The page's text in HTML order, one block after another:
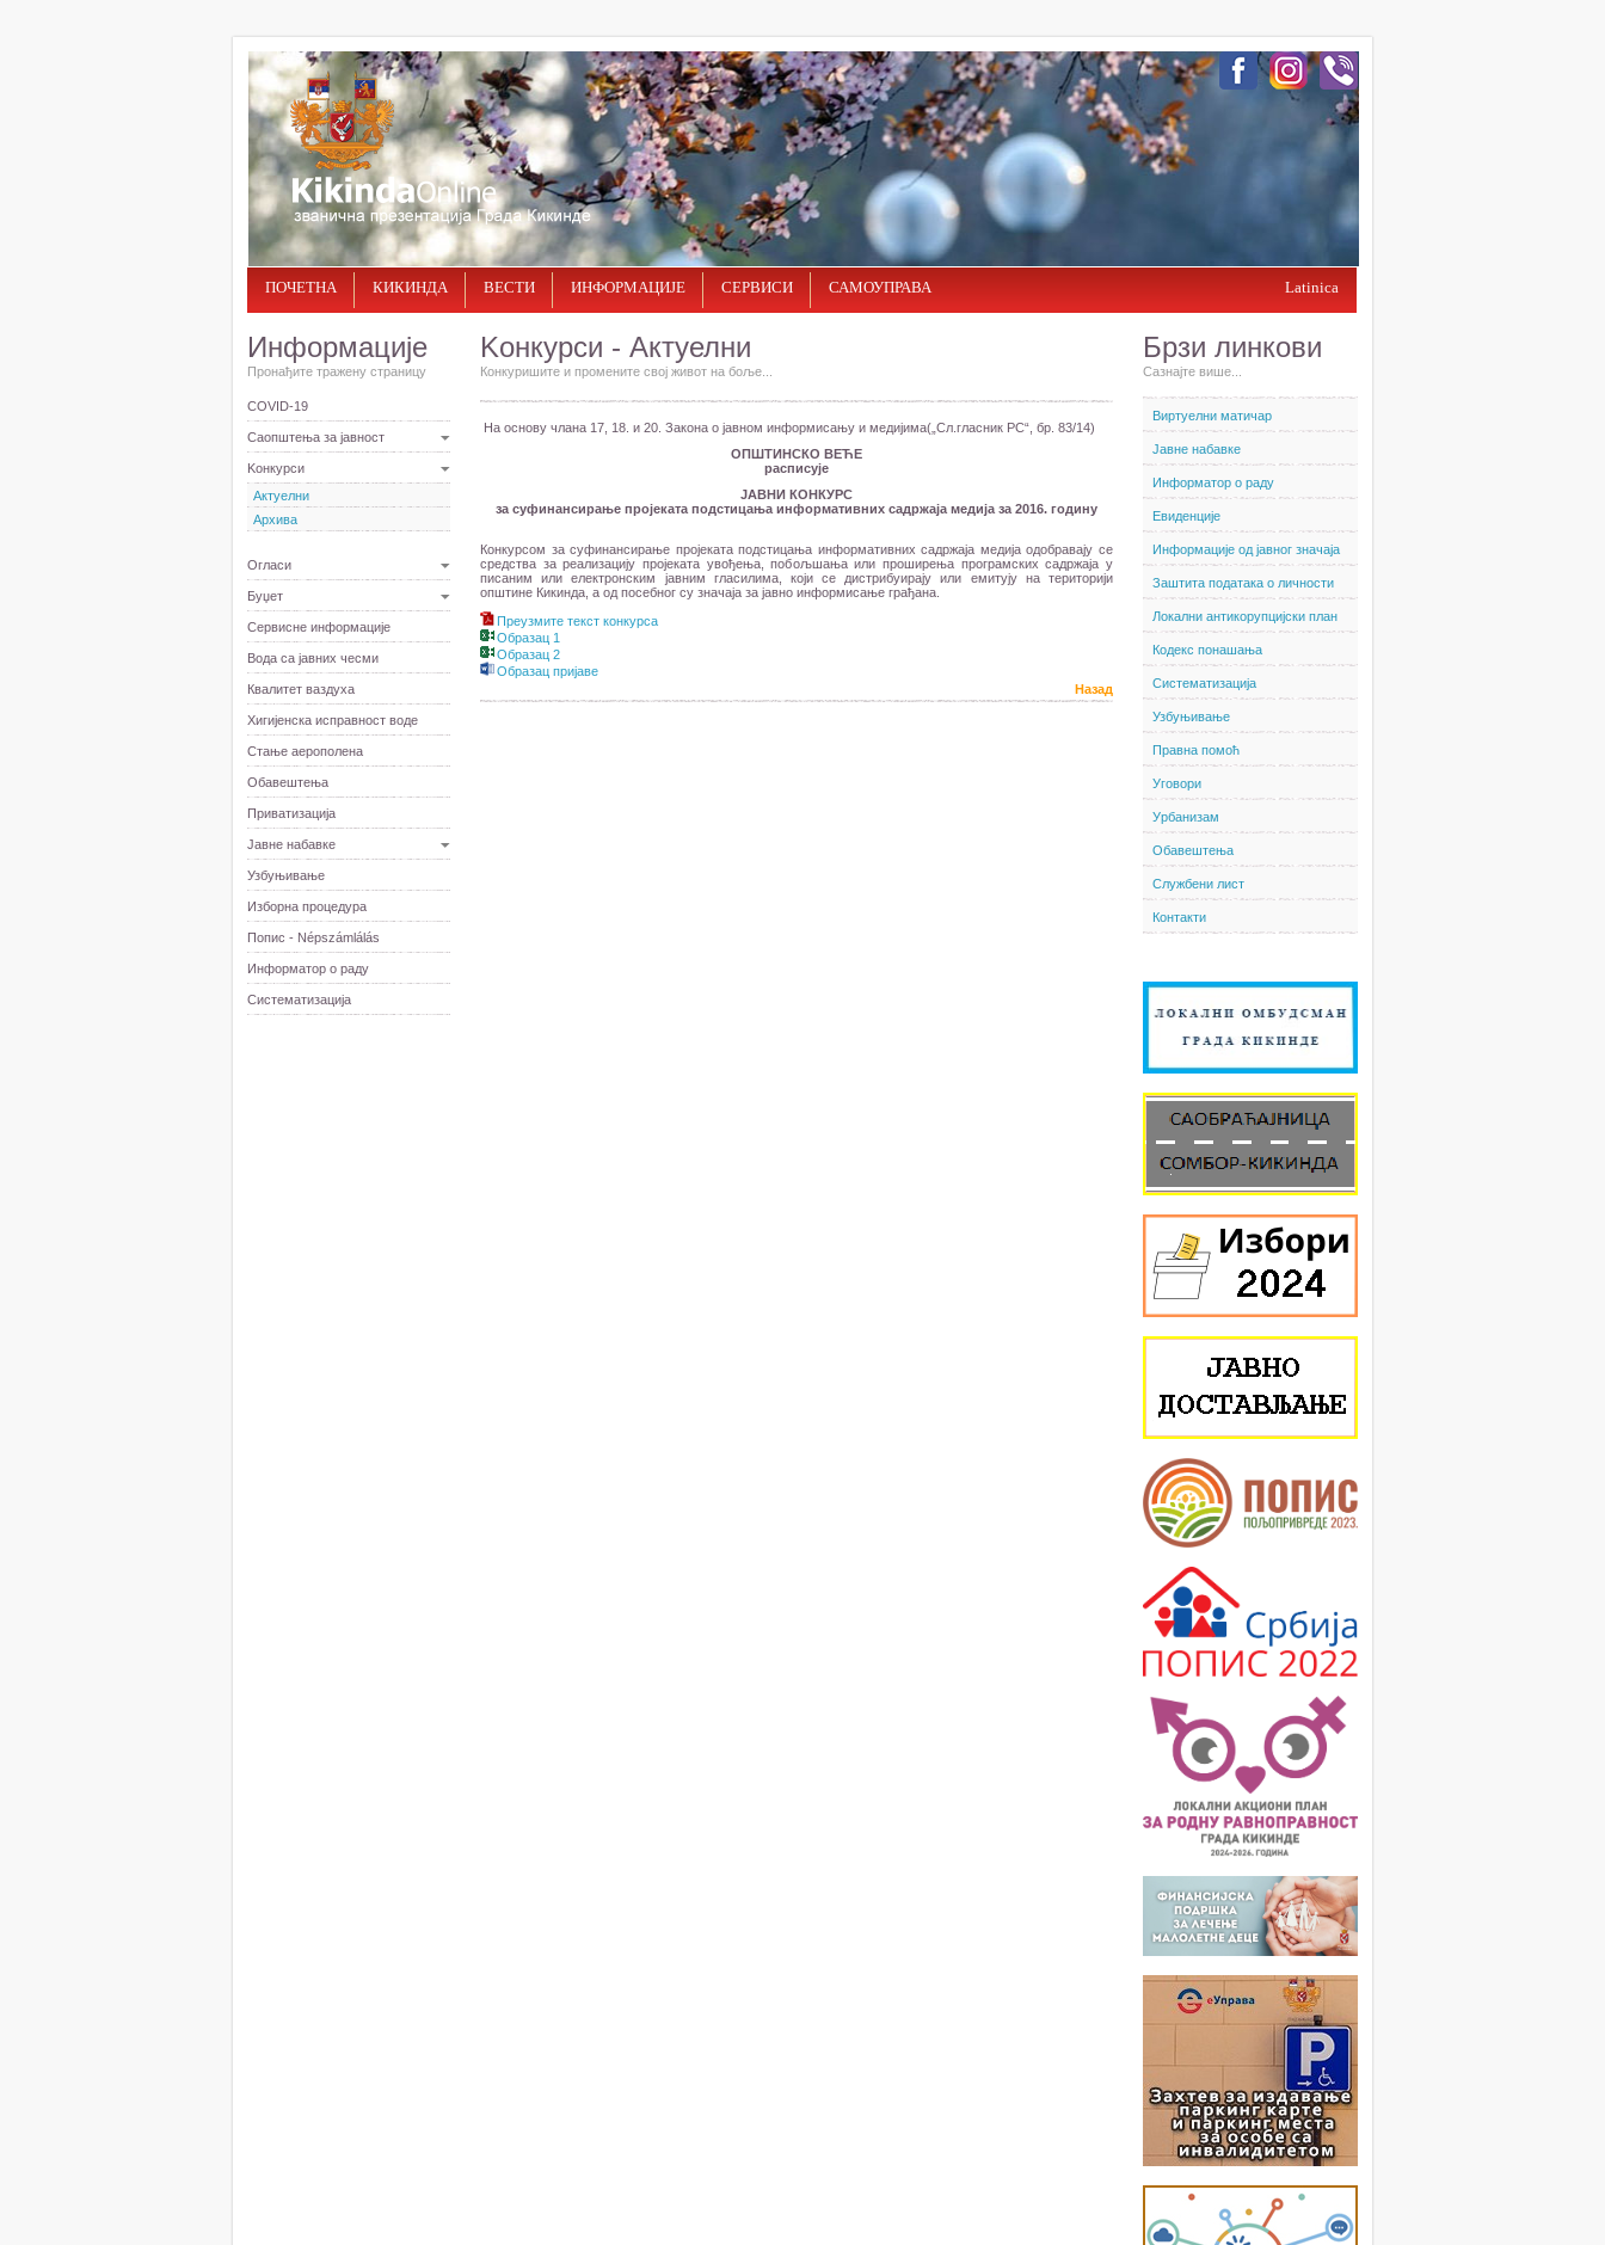
ПОЧЕТНА КИКИНДА ВЕСТИ ИНФОРМАЦИЈЕ СЕРВИСИ САМОУПРАВА Latinica
Информације
Пронађите тражену страницу
COVID-19
Саопштења за јавност
Kонкурси
Актуелни
Архива
Огласи
Буџет
Сервисне информације
Вода са јавних чесми
Квалитет ваздуха
Хигијенска исправност воде
Стање аерополена
Обавештења
Приватизација
Јавне набавке
Узбуњивање
Изборна процедура
Попис - Népszámlálás
Информатор о раду
Систематизација
Kонкурси - Актуелни
Конкуришите и промените свој живот на боље...
На основу члана 17, 18. и 20. Закона о јавном информисању и медијима(„Сл.гласник РС“, бр. 83/14)
ОПШТИНСКО ВЕЋЕ
расписује
ЈАВНИ КОНКУРС
за суфинансирање пројеката подстицања информативних садржаја медија за 2016. годину
Конкурсом за суфинансирање пројеката подстицања информативних садржаја медија одобравају се
средства за реализацију пројеката увођења, побољшања или проширења програмских садржаја у
писаним или електронским јавним гласилима, који се дистрибуирају или емитују на територији
општине Кикинда, а од посебног су значаја за јавно информисање грађана.
Преузмите текст конкурса
Образац 1
Образац 2
Образац пријаве
Назад
Брзи линкови
Сазнајте више...
Виртуелни матичар
Јавне набавке
Информатор о раду
Евиденције
Информације од јавног значаја
Заштита података о личности
Локални антикорупцијски план
Кодекс понашања
Систематизација
Узбуњивање
Правна помоћ
Уговори
Урбанизам
Обавештења
Службени лист
Контакти